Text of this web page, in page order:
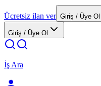
Ücretsiz ilan ver Giriş / Üye Ol
Giriş / Üye Ol
İş Ara